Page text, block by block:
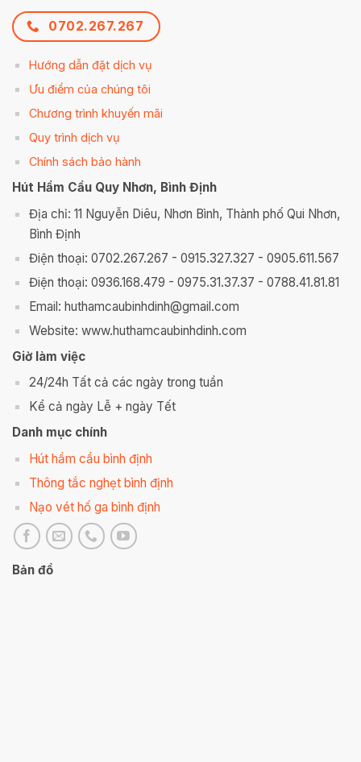
0702.267.267
Hướng dẫn đặt dịch vụ
Ưu điểm của chúng tôi
Chương trình khuyến mãi
Quy trình dịch vụ
Chính sách bảo hành
Hút Hầm Cầu Quy Nhơn, Bình Định
Địa chỉ: 11 Nguyễn Diêu, Nhơn Bình, Thành phố Qui Nhơn,
Bình Định
Điện thoại: 0702.267.267 - 0915.327.327 - 0905.611.567
Điện thoại: 0936.168.479 - 0975.31.37.37 - 0788.41.81.81
Email: huthamcaubinhdinh@gmail.com
Website: www.huthamcaubinhdinh.com
Giờ làm việc
24/24h Tất cả các ngày trong tuần
Kể cả ngày Lễ + ngày Tết
Danh mục chính
Hút hầm cầu bình định
Thông tắc nghẹt bình định
Nạo vét hố ga bình định
Bản đồ